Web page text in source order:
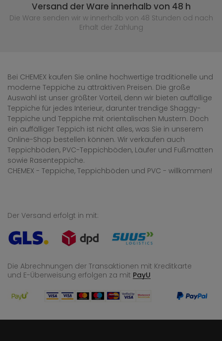
Versand der Ware innerhalb von 48 h
Die Ware senden wir w innerhalb von 48 Stunden od nach
Erhalt der Zahlung
Bei CHEMEX kaufen Sie online hochwertige traditionelle und
moderne Teppiche zu attraktiven Preisen. Die große
Auswahl ist unser größter Vorteil, denn wir bieten auffällige
Teppiche für jedes Interieur, darunter trendige Shaggy-
Teppiche und Teppiche mit orientalischen Mustern. Doch
ein auffälliger Teppich ist nicht alles, was Sie in unserem
Online-Shop bestellen können. Wir verkaufen auch
Teppichböden, PVC-Teppichböden, Läufer und Fußmatten
sowie Rasenteppiche.
CHEMEX - Teppiche, Teppichböden und PVC - willkommen!
Der Versand erfolgt in mit:
Die Abrechnungen der Transaktionen mit Kreditkarte
und E-Überweisung erfolgen za mit PayU